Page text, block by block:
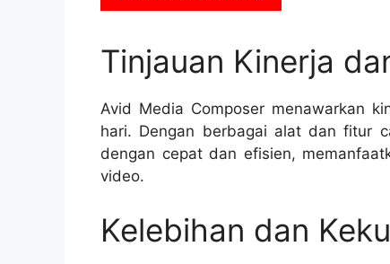
Tinjauan Kinerja
Avid Media Composer menawarkan
hari. Dengan berbagai alat dan fitur
dengan cepat dan efisien,
video.
Kelebihan dan